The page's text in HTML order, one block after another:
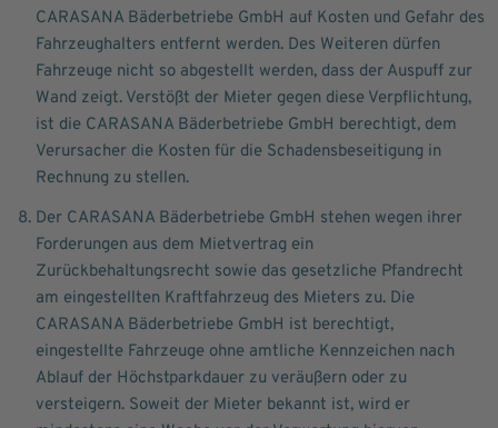
CARASANA Bäderbetriebe GmbH auf Kosten und Gefahr des
Fahrzeughalters entfernt werden. Des Weiteren dürfen
Fahrzeuge nicht so abgestellt werden, dass der Auspuff zur
Wand zeigt. Verstößt der Mieter gegen diese Verpflichtung,
ist die CARASANA Bäderbetriebe GmbH berechtigt, dem
Verursacher die Kosten für die Schadensbeseitigung in
Rechnung zu stellen.
Der CARASANA Bäderbetriebe GmbH stehen wegen ihrer
Forderungen aus dem Mietvertrag ein
Zurückbehaltungsrecht sowie das gesetzliche Pfandrecht
am eingestellten Kraftfahrzeug des Mieters zu. Die
CARASANA Bäderbetriebe GmbH ist berechtigt,
eingestellte Fahrzeuge ohne amtliche Kennzeichen nach
Ablauf der Höchstparkdauer zu veräußern oder zu
versteigern. Soweit der Mieter bekannt ist, wird er